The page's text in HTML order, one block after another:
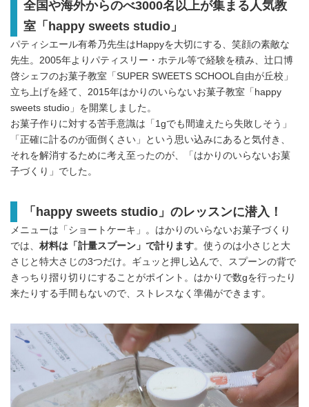
全国や海外からのべ3000名以上が集まる人気教
室「happy sweets studio」
パティシエール有希乃先生はHappyを大切にする、笑顔の素敵な
先生。2005年よりパティスリー・ホテル等で経験を積み、辻口博
啓シェフのお菓子教室「SUPER SWEETS SCHOOL自由が丘校」
立ち上げを経て、2015年はかりのいらないお菓子教室「happy
sweets studio」を開業しました。
お菓子作りに対する苦手意識は「1gでも間違えたら失敗しそう」
「正確に計るのが面倒くさい」という思い込みにあると気付き、
それを解消するために考え至ったのが、「はかりのいらないお菓
子づくり」でした。
「happy sweets studio」のレッスンに潜入！
メニューは「ショートケーキ」。はかりのいらないお菓子づくり
では、 材料は「計量スプーン」で計ります。使うのは小さじと大
さじと特大さじの3つだけ。ギュッと押し込んで、スプーンの背で
きっちり摺り切りにすることがポイント。はかりで数gを行ったり
来たりする手間もないので、ストレスなく準備ができます。